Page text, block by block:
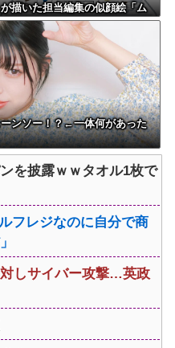
が描いた担当編集の似顔絵「ム
ダに東大卒」
ンソー！？←一体何があった
を披露ｗｗタオル1枚で
フレジなのに自分で商
しサイバー攻撃…英政